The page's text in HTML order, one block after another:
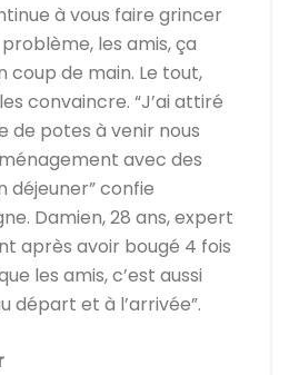
à vous faire grincer
les amis, ça
coup de main. Le tout,
convaincre. “J’ai attiré
de potes à venir nous
avec des
déjeuner” confie
Damien, 28 ans, expert
après avoir bougé 4 fois
les amis, c’est aussi
départ et à l’arrivée”.